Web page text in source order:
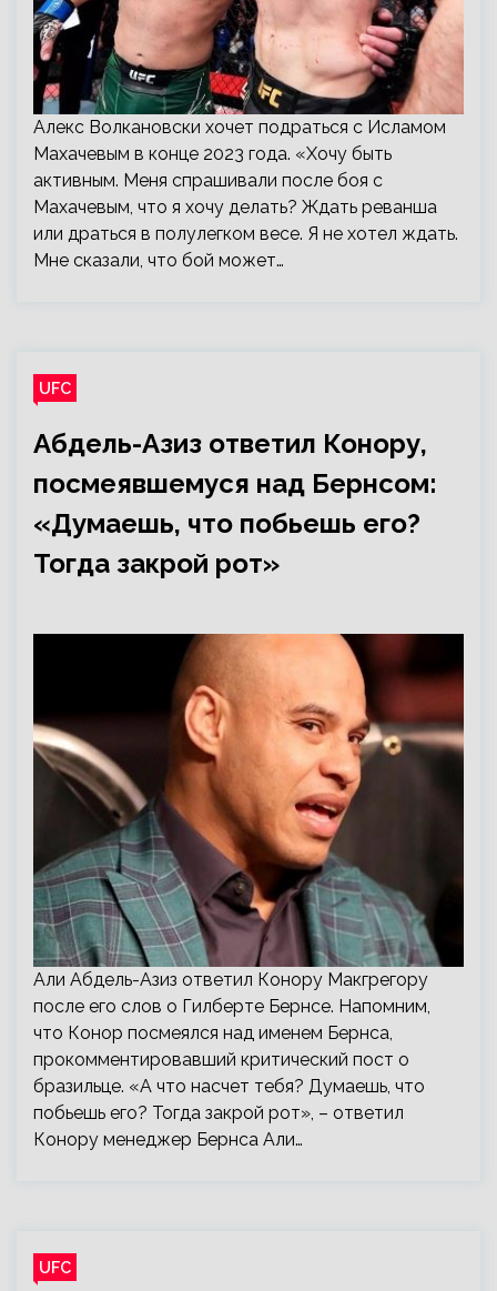
Алекс Волкановски хочет подраться с Исламом
Махачевым в конце 2023 года. «Хочу быть
активным. Меня спрашивали после боя с
Махачевым, что я хочу делать? Ждать реванша
или драться в полулегком весе. Я не хотел ждать.
Мне сказали, что бой может…
UFC
Абдель-Азиз ответил Конору,
посмеявшемуся над Бернсом:
«Думаешь, что побьешь его?
Тогда закрой рот»
Али Абдель-Азиз ответил Конору Макгрегору
после его слов о Гилберте Бернсе. Напомним,
что Конор посмеялся над именем Бернса,
прокомментировавший критический пост о
бразильце. «А что насчет тебя? Думаешь, что
побьешь его? Тогда закрой рот», – ответил
Конору менеджер Бернса Али…
UFC